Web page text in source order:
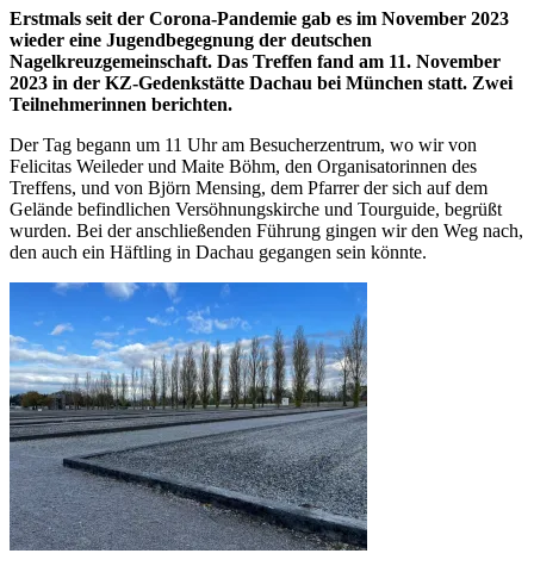
Erstmals seit der Corona-Pandemie gab es im November 2023
wieder eine Jugendbegegnung der deutschen
Nagelkreuzgemeinschaft. Das Treffen fand am 11. November
2023 in der KZ-Gedenkstätte Dachau bei München statt. Zwei
Teilnehmerinnen berichten.
Der Tag begann um 11 Uhr am Besucherzentrum, wo wir von
Felicitas Weileder und Maite Böhm, den Organisatorinnen des
Treffens, und von Björn Mensing, dem Pfarrer der sich auf dem
Gelände befindlichen Versöhnungskirche und Tourguide, begrüßt
wurden. Bei der anschließenden Führung gingen wir den Weg nach,
den auch ein Häftling in Dachau gegangen sein könnte.